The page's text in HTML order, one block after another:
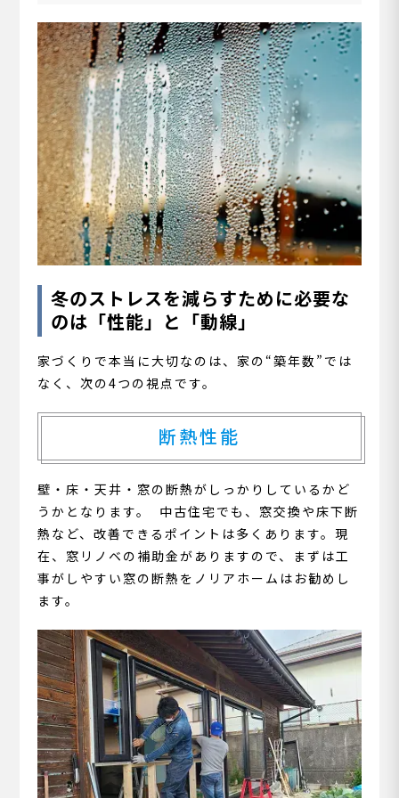
冬のストレスを減らすために必要な
のは「性能」と「動線」
家づくりで本当に大切なのは、家の“築年数”では
なく、次の4つの視点です。
断熱性能
壁・床・天井・窓の断熱がしっかりしているかど
うかとなります。 中古住宅でも、窓交換や床下断
熱など、改善できるポイントは多くあります。現
在、窓リノベの補助金がありますので、まずは工
事がしやすい窓の断熱をノリアホームはお勧めし
ます。